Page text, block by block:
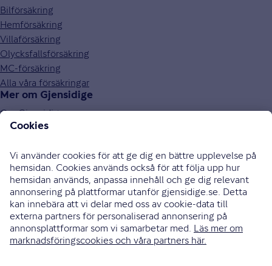
Bilförsäkring
Hemförsäkring
Villaförsäkring
Olycksfallsförsäkring
MC-försäkring
Alla våra försäkringar
Mer om Gjensidige
Om Gjensidige
Jobba hos oss
Press och media
Investor relations
Samarbetspartners
0771-326 326
Bli uppringd
Skriv till oss
Instagram